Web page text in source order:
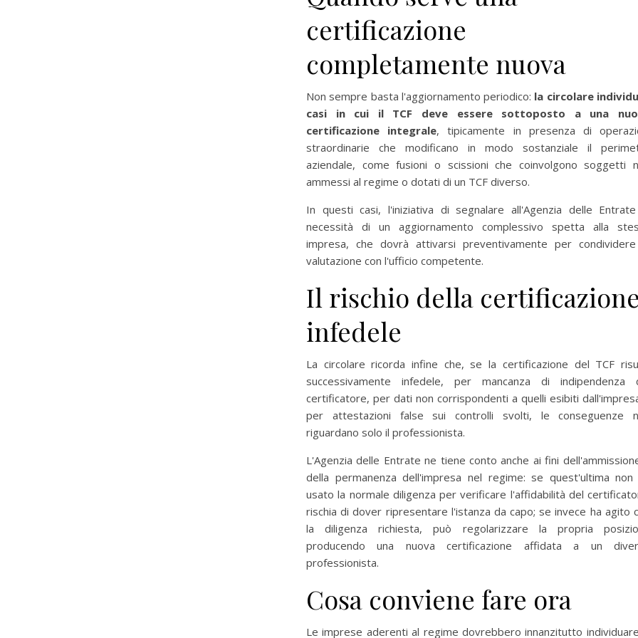
certificazione
completamente nuova
Non sempre basta l'aggiornamento periodico: la circolare
casi in cui il TCF deve essere sottoposto a una
certificazione integrale, tipicamente in presenza di
straordinarie che modificano in modo sostanziale il
aziendale, come fusioni o scissioni che coinvolgono soggetti
ammessi al regime o dotati di un TCF diverso.
In questi casi, l'iniziativa di segnalare all'Agenzia delle
necessità di un aggiornamento complessivo spetta alla
impresa, che dovrà attivarsi preventivamente per
valutazione con l'ufficio competente.
Il rischio della certificazione
infedele
La circolare ricorda infine che, se la certificazione del TCF
successivamente infedele, per mancanza di indipendenza
certificatore, per dati non corrispondenti a quelli esibiti
per attestazioni false sui controlli svolti, le conseguenze
riguardano solo il professionista.
L'Agenzia delle Entrate ne tiene conto anche ai fini
della permanenza dell'impresa nel regime: se quest'ultima non
usato la normale diligenza per verificare l'affidabilità del
rischia di dover ripresentare l'istanza da capo; se invece ha agito
la diligenza richiesta, può regolarizzare la propria
producendo una nuova certificazione affidata a un
professionista.
Cosa conviene fare ora
Le imprese aderenti al regime dovrebbero innanzitutto